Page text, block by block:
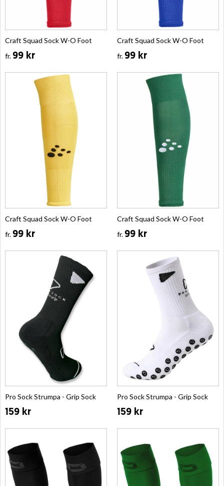
Craft Squad Sock W-O Foot
fr.99 kr
Craft Squad Sock W-O Foot
fr.99 kr
Craft Squad Sock W-O Foot
fr.99 kr
Craft Squad Sock W-O Foot
fr.99 kr
Pro Sock Strumpa - Grip Sock
159 kr
Pro Sock Strumpa - Grip Sock
159 kr